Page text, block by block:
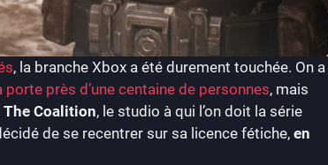
, la branche Xbox a été durement touchée. On a
près d’une centaine de personnes, mais
The Coalition, le studio à qui l’on doit la série
de se recentrer sur sa licence fétiche,en